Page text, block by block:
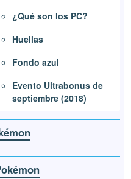
¿Qué son los PC?
Huellas
Fondo azul
Evento Ultrabonus de
septiembre (2018)